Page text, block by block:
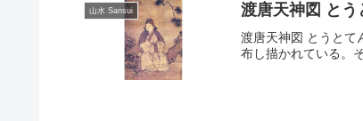
山水 Sansui 渡唐天神図 と
渡唐天神図 とうと
布し描かれている。